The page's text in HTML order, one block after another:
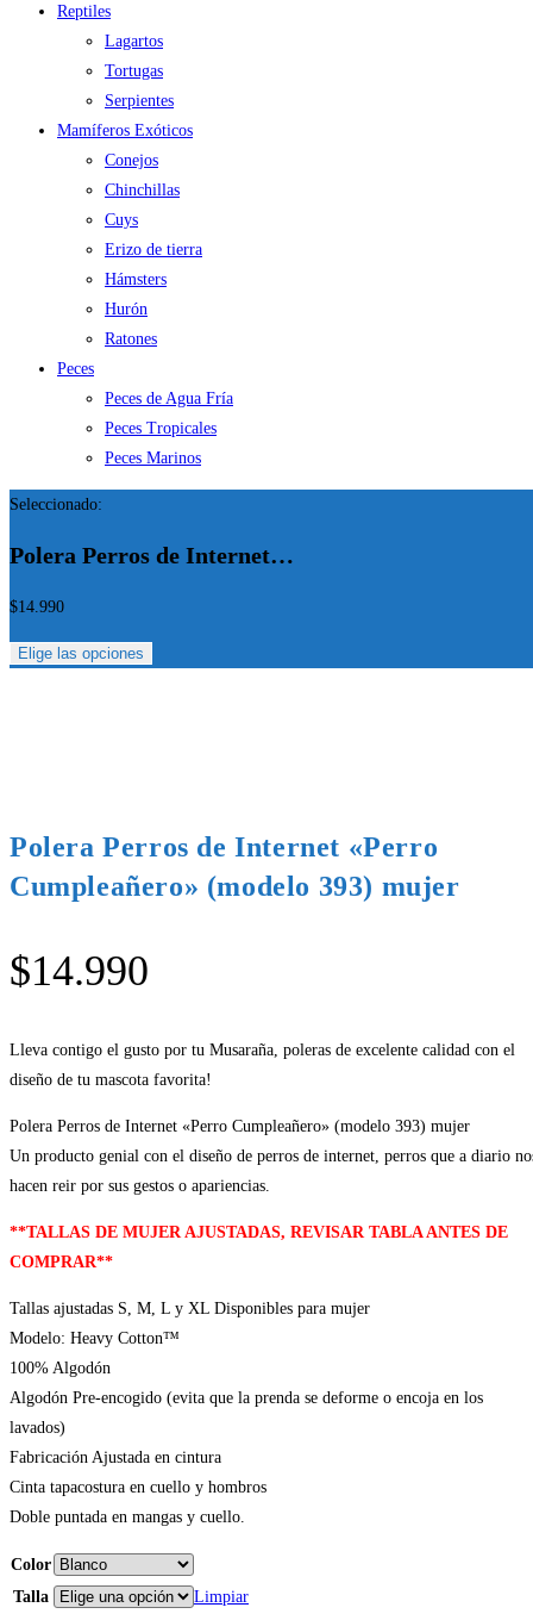
Reptiles
Lagartos
Tortugas
Serpientes
Mamíferos Exóticos
Conejos
Chinchillas
Cuys
Erizo de tierra
Hámsters
Hurón
Ratones
Peces
Peces de Agua Fría
Peces Tropicales
Peces Marinos
Seleccionado:
Polera Perros de Internet…
$14.990
Elige las opciones
Polera Perros de Internet «Perro
Cumpleañero» (modelo 393) mujer
$14.990
Lleva contigo el gusto por tu Musaraña, poleras de excelente calidad con el
diseño de tu mascota favorita!
Polera Perros de Internet «Perro Cumpleañero» (modelo 393) mujer
Un producto genial con el diseño de perros de internet, perros que a diario
hacen reir por sus gestos o apariencias.
**TALLAS DE MUJER AJUSTADAS, REVISAR TABLA ANTES DE
COMPRAR**
Tallas ajustadas S, M, L y XL Disponibles para mujer
Modelo: Heavy Cotton™
100% Algodón
Algodón Pre-encogido (evita que la prenda se deforme o encoja en los
lavados)
Fabricación Ajustada en cintura
Cinta tapacostura en cuello y hombros
Doble puntada en mangas y cuello.
Color
Talla
Limpiar